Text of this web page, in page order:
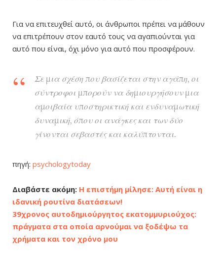
Για να επιτευχθεί αυτό, οι άνθρωποι πρέπει να μάθουν
να επιτρέπουν στον εαυτό τους να αγαπιούνται για
αυτό που είναι, όχι μόνο για αυτό που προσφέρουν.
Σε μια σχέση που βασίζεται στην αγάπη, οι
σύντροφοι μπορούν να δημιουργήσουν μια
αμοιβαία υποστηρικτική και ενδυναμωτική
δυναμική, όπου οι ανάγκες και των δύο
γίνονται σεβαστές και καλύπτονται.
πηγή: psychologytoday
Διαβάστε ακόμη: Η επιστήμη μίλησε: Αυτή είναι η
ιδανική ρουτίνα διατάσεων!
39χρονος αυτοδημιούργητος εκατομμυριούχος:
πράγματα στα οποία αρνούμαι να ξοδέψω τα
χρήματα και τον χρόνο μου